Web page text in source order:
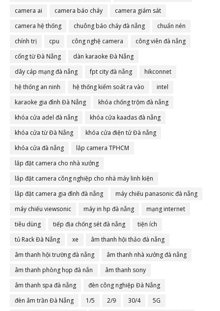
camera ai
camera báo cháy
camera giám sát
camera hệ thống
chuông báo cháy đà nẵng
chuẩn nén
chính trị
cpu công nghệ camera
công viên đà nẵng
cổng từ Đà Nẵng
dàn karaoke Đà Nẵng
dây cáp mạng đà nẵng
fpt city đà nẵng
hikconnet
hệ thống an ninh
hệ thống kiểm soát ra vào
intel
karaoke gia đình Đà Nẵng
khóa chống trộm đà nẵng
khóa cửa adel đà nẵng
khóa cửa kaadas đà nẵng
khóa cửa từ Đà Nẵng
khóa cửa điện tử Đà nẵng
khóa cửa đà nẵng
lắp camera TPHCM
lắp đặt camera cho nhà xưởng
lắp đặt camera công nghiệp cho nhà máy linh kiện
lắp đặt camera gia đình đà nẵng
máy chiếu panasonic đà nẵng
máy chiếu viewsonic
máy in hp đà nẵng
mạng internet
tiêu dùng
tiếp địa chống sét đà nẵng
tiện ích
tủ Rack Đà Nẵng
xe
âm thanh hội thảo đà nẵng
âm thanh hội trường đà nẵng
âm thanh nhà xưởng đà nẵng
âm thanh phòng họp đà nẵn
âm thanh sony
âm thanh spa đà nẵng
đèn công nghiệp Đà Nẵng
đèn âm trần Đà Nẵng
1/5 2/9 30/4
5G